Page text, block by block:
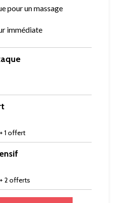
pour un massage
immédiate
1 offert
2 offerts